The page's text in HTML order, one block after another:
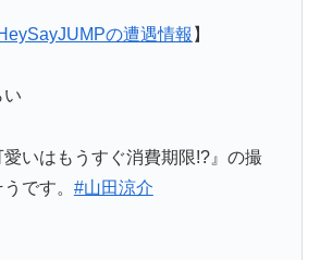
の遭遇情報 】
い
愛いはもうすぐ消費期限!?』の撮
です。 #山田涼介